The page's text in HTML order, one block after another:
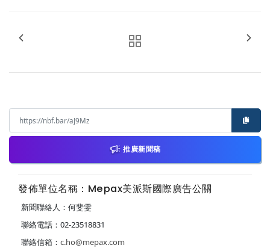
推廣新聞稿
發佈單位名稱：Mepax美派斯國際廣告公關
新聞聯絡人：何斐雯
聯絡電話：02-23518831
聯絡信箱： c.ho@mepax.com